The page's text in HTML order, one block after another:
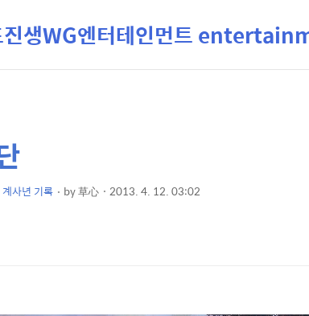
진생WG엔터테인먼트
사년 기록 by草心 2013. 4. 12. 03:02